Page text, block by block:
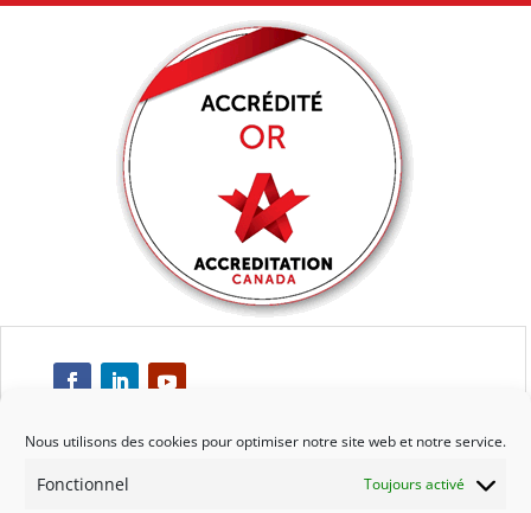
Nous utilisons des cookies pour optimiser notre site web et notre service.
Fonctionnel Toujours activé
Respect